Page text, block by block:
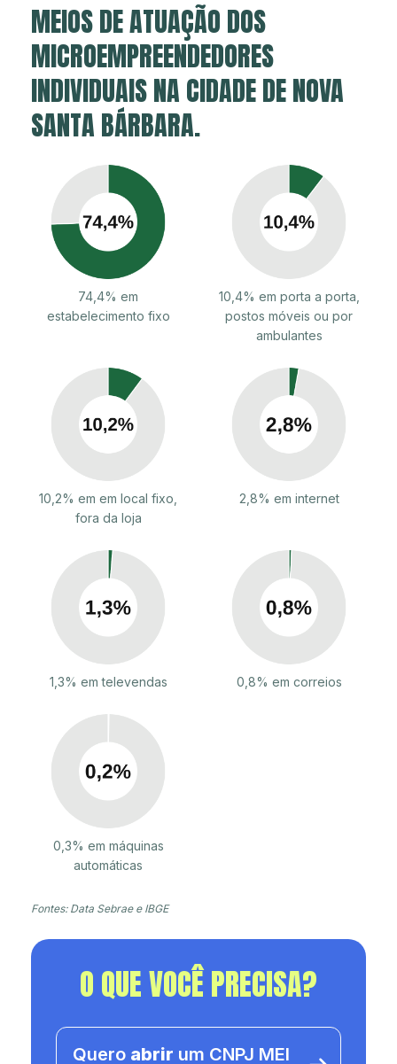
MEIOS DE ATUAÇÃO DOS
MICROEMPREENDEDORES
INDIVIDUAIS NA CIDADE DE NOVA
SANTA BÁRBARA.
74,4% em
estabelecimento fixo
10,4% em porta a porta,
postos móveis ou por
ambulantes
10,2% em em local fixo,
fora da loja
2,8% em internet
1,3% em televendas 0,8% em correios
0,3% em máquinas
automáticas
Fontes: Data Sebrae e IBGE
O QUE VOCÊ PRECISA?
Quero abrir um CNPJ MEI